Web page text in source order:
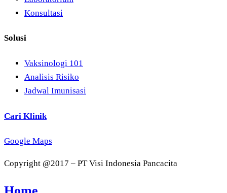
Konsultasi
Solusi
Vaksinologi 101
Analisis Risiko
Jadwal Imunisasi
Cari Klinik
Google Maps
Copyright @2017 – PT Visi Indonesia Pancacita